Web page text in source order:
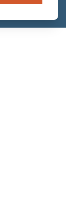
Lire la suite